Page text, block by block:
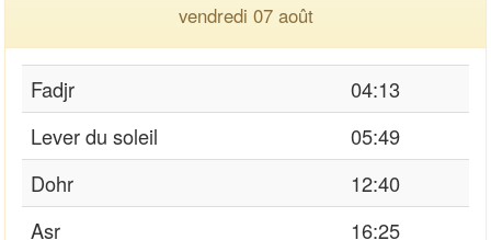
vendredi 07 août
Fadjr
04:13
Lever du soleil
05:49
Dohr
12:40
Asr
16:25